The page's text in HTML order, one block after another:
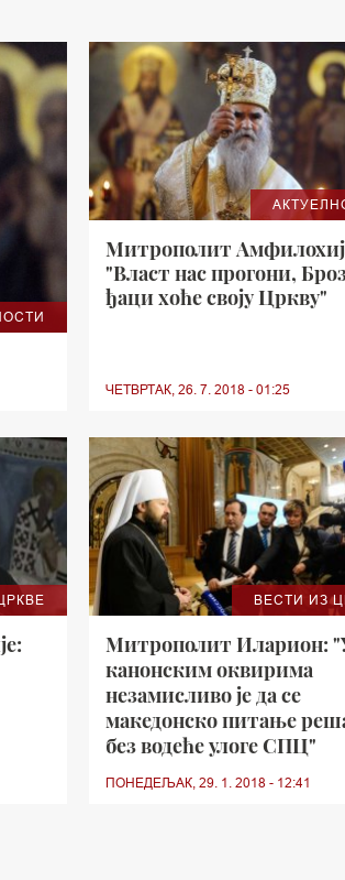
Митрополит
"Власт нас прогони,
ђаци хоће своју Цркву"
ЧЕТВРТАК, 26. 7. 2018 - 01:25
ВЕСТИ ИЗ
Митрополит Иларион:
канонским оквирима
незамисливо је да се
македонско питање
без водеће улоге СПЦ"
ПОНЕДЕЉАК, 29. 1. 2018 - 12:41